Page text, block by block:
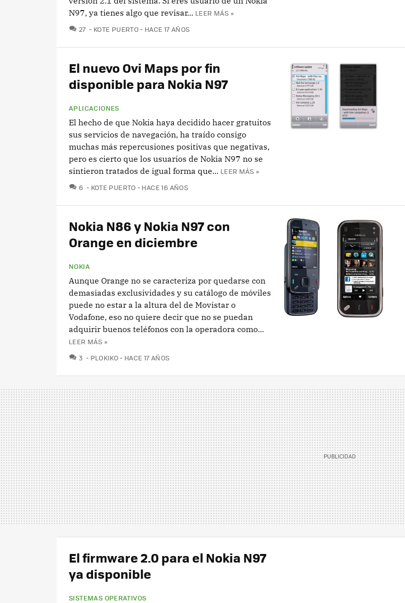
N97, ya tienes algo que revisar... LEER MÁS »
27 COMENTARIOS
KOTE PUERTO HACE 17 AÑOS
El nuevo Ovi Maps por fin
disponible para Nokia N97
APLICACIONES
El hecho de que Nokia haya decidido hacer gratuitos
sus servicios de navegación, ha traído consigo
muchas más repercusiones positivas que negativas,
pero es cierto que los usuarios de Nokia N97 no se
sintieron tratados de igual forma que... LEER MÁS »
6 COMENTARIOS
KOTE PUERTO HACE 16 AÑOS
Nokia N86 y Nokia N97 con
Orange en diciembre
NOKIA
Aunque Orange no se caracteriza por quedarse con
demasiadas exclusividades y su catálogo de móviles
puede no estar a la altura del de Movistar o
Vodafone, eso no quiere decir que no se puedan
adquirir buenos teléfonos con la operadora como...
LEER MÁS »
3 COMENTARIOS
PLOKIKO HACE 17 AÑOS
El firmware 2.0 para el Nokia N97
ya disponible
SISTEMAS OPERATIVOS